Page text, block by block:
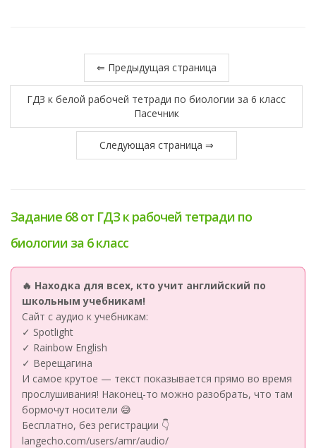
⇐ Предыдущая страница
ГДЗ к белой рабочей тетради по биологии за 6 класс
Пасечник
Следующая страница ⇒
Задание 68 от ГДЗ к рабочей тетради по
биологии за 6 класс
🔥 Находка для всех, кто учит английский по
школьным учебникам!
Сайт с аудио к учебникам:
✓ Spotlight
✓ Rainbow English
✓ Верещагина
И самое крутое — текст показывается прямо во время
прослушивания! Наконец-то можно разобрать, что там
бормочут носители 😅
Бесплатно, без регистрации 👇
langecho.com/users/amr/audio/